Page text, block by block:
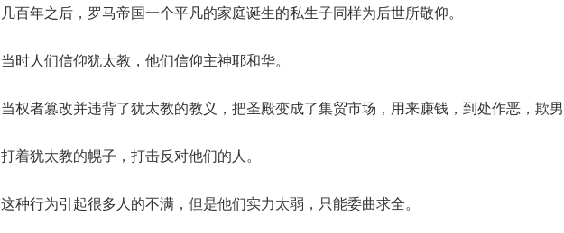
几百年之后，罗马帝国一个平凡的家庭诞生的私生子同样为后世所敬仰。
当时人们信仰犹太教，他们信仰主神耶和华。
当权者篡改并违背了犹太教的教义，把圣殿变成了集贸市场，用来赚钱，到处作恶，欺
打着犹太教的幌子，打击反对他们的人。
这种行为引起很多人的不满，但是他们实力太弱，只能委曲求全。